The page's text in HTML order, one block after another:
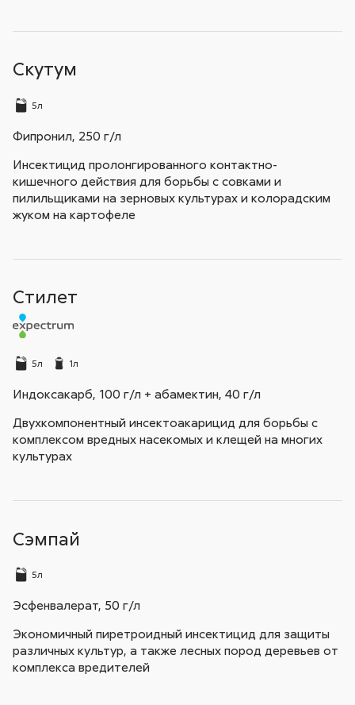
Скутум
5л
Фипронил, 250 г/л
Инсектицид пролонгированного контактно-
кишечного действия для борьбы с совками и
пилильщиками на зерновых культурах и колорадским
жуком на картофеле
Стилет
5л 1л
Индоксакарб, 100 г/л + абамектин, 40 г/л
Двухкомпонентный инсектоакарицид для борьбы с
комплексом вредных насекомых и клещей на многих
культурах
Сэмпай
5л
Эсфенвалерат, 50 г/л
Экономичный пиретроидный инсектицид для защиты
различных культур, а также лесных пород деревьев от
комплекса вредителей